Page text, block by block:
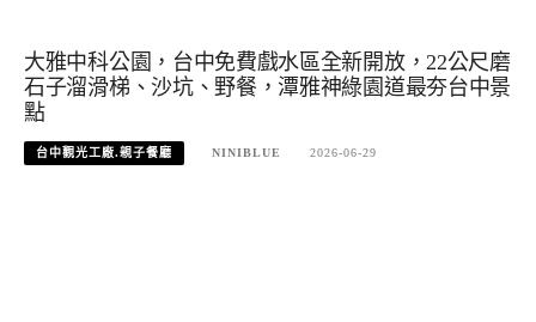
大雅中科公園，台中免費戲水區全新開放，22公尺磨
石子溜滑梯、沙坑、野餐，潭雅神綠園道最夯台中景
點
台中觀光工廠.親子餐廳 NINIBLUE 2026-06-29